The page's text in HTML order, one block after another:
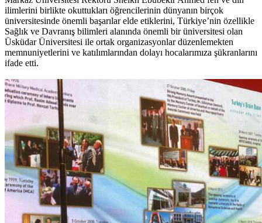
ilimlerini birlikte okuttukları öğrencilerinin dünyanın birçok
üniversitesinde önemli başarılar elde etiklerini, Türkiye’nin özellikle
Sağlık ve Davranış bilimleri alanında önemli bir üniversitesi olan
Üsküdar Üniversitesi ile ortak organizasyonlar düzenlemekten
memnuniyetlerini ve katılımlarından dolayı hocalarımıza şükranlarını
ifade etti.